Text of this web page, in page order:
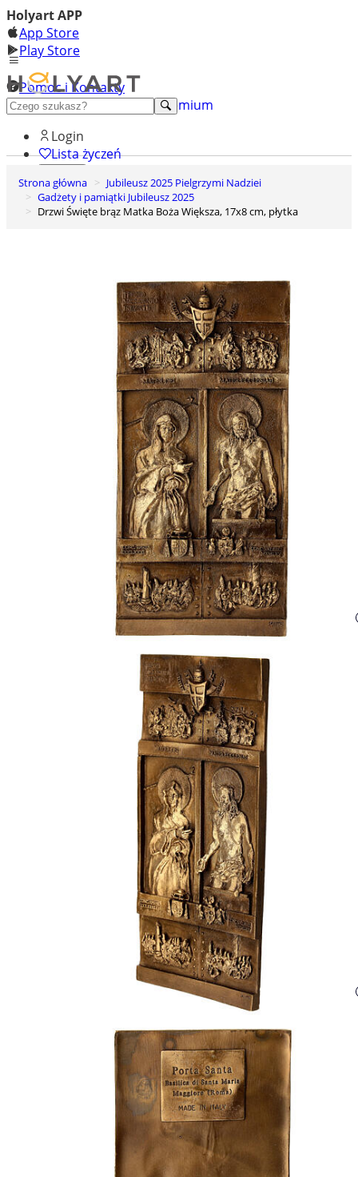
Holyart APP
App Store
Play Store
Pomoc i Kontakty
+48 222 922 860
Odkryj premium
Login
Lista życzeń
0
Koszyk
Strona główna
Jubileusz 2025 Pielgrzymi Nadziei
Gadżety i pamiątki Jubileusz 2025
Drzwi Święte brąz Matka Boża Większa, 17x8 cm, płytka